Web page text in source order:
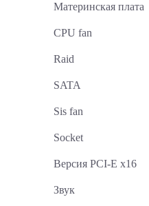
Материнская плата
CPU fan
Raid
SATA
Sis fan
Socket
Версия PCI-E x16
Звук